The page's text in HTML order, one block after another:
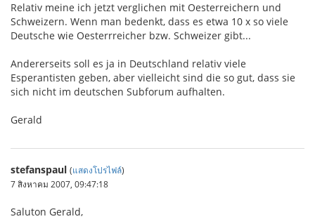
Relativ meine ich jetzt verglichen mit Oesterreichern und
Schweizern. Wenn man bedenkt, dass es etwa 10 x so viele
Deutsche wie Oesterrreicher bzw. Schweizer gibt...
Andererseits soll es ja in Deutschland relativ viele
Esperantisten geben, aber vielleicht sind die so gut, dass sie
sich nicht im deutschen Subforum aufhalten.
Gerald
stefanspaul (แสดงโปรไฟล์)
7 สิงหาคม 2007, 09:47:18
Saluton Gerald,